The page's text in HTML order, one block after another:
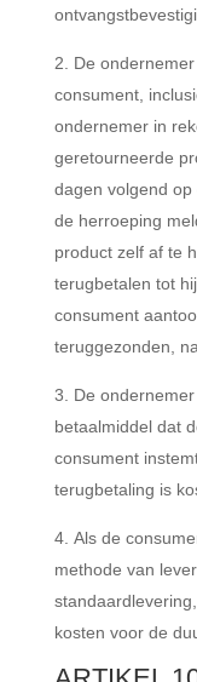
De
consument,
ondernemer in
geretourneerde
dagen volgend
de herroeping
product zelf af te
terugbetalen tot
consument
teruggezonden,
De
betaalmiddel dat
consument
terugbetaling is
Als de
methode van
kosten voor de